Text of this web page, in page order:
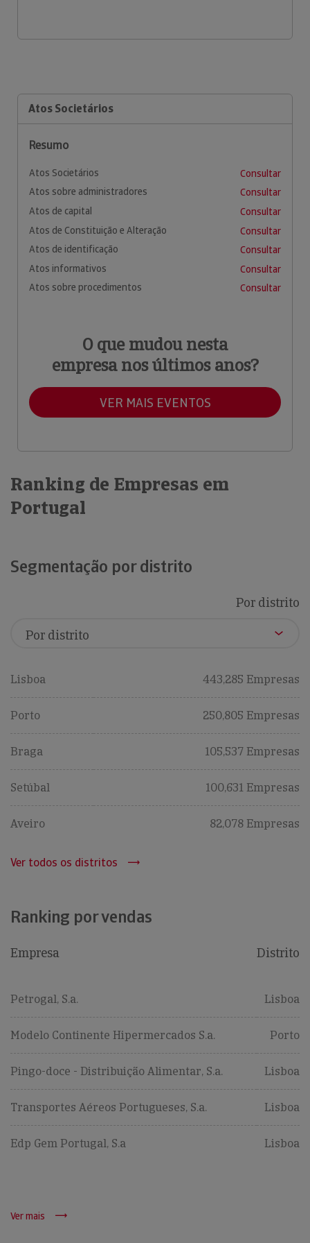
Atos Societários
Resumo
Atos Societários
Consultar
Atos sobre administradores
Consultar
Atos de capital
Consultar
Atos de Constituição e Alteração
Consultar
Atos de identificação
Consultar
Atos informativos
Consultar
Atos sobre procedimentos
Consultar
O que mudou nesta
empresa nos últimos anos?
VER MAIS EVENTOS
Ranking de Empresas em
Portugal
Segmentação por distrito
Por distrito
Lisboa 443,285 Empresas
Porto 250,805 Empresas
Braga 105,537 Empresas
Setúbal 100,631 Empresas
Aveiro 82,078 Empresas
Ver todos os distritos
Ranking por vendas
Empresa Distrito
Petrogal, S.a. Lisboa
Modelo Continente Hipermercados S.a. Porto
Pingo-doce - Distribuição Alimentar, S.a. Lisboa
Transportes Aéreos Portugueses, S.a. Lisboa
Edp Gem Portugal, S.a Lisboa
Ver mais